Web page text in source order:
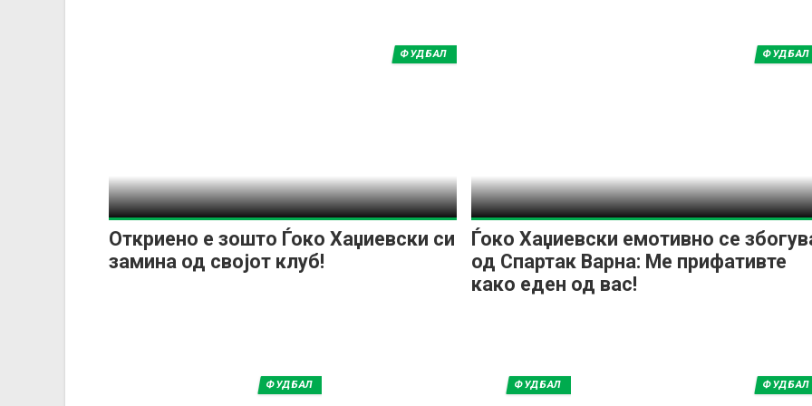
Откриено е зошто Ѓоко Хаџиевски си
замина од својот клуб!
ФУДБАЛ
Ѓоко Хаџиевски емотивно се
од Спартак Варна: Ме прифативте
како еден од вас!
ФУДБАЛ
ФУДБАЛ ФУДБАЛ ФУДБАЛ